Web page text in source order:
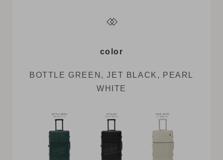
color
BOTTLE GREEN, JET BLACK, PEARL
WHITE